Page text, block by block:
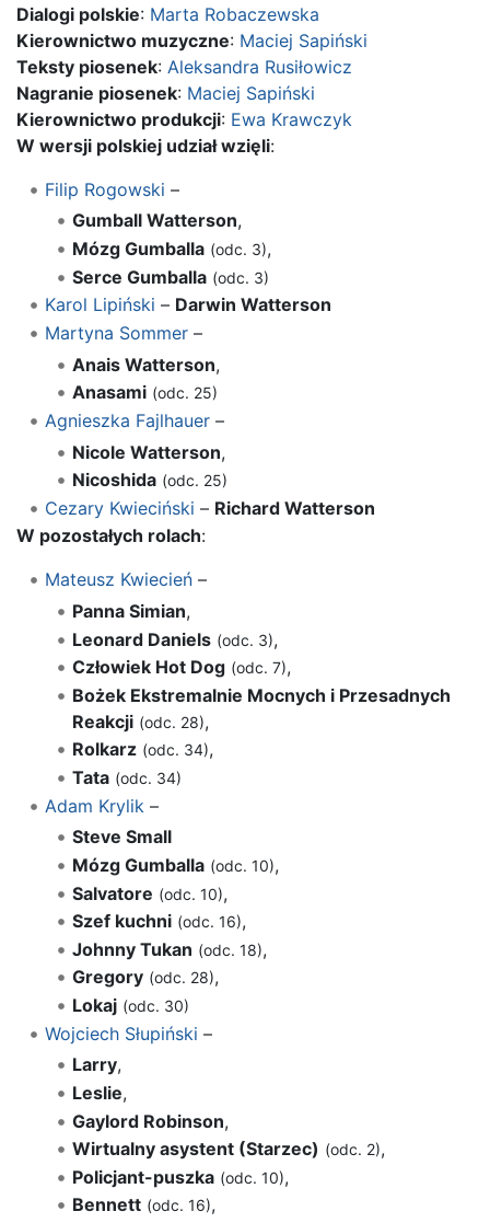
Dialogi polskie: Marta Robaczewska
Kierownictwo muzyczne: Maciej Sapiński
Teksty piosenek: Aleksandra Rusiłowicz
Nagranie piosenek: Maciej Sapiński
Kierownictwo produkcji: Ewa Krawczyk
W wersji polskiej udział wzięli:
Filip Rogowski –
Gumball Watterson,
Mózg Gumballa (odc. 3),
Serce Gumballa (odc. 3)
Karol Lipiński – Darwin Watterson
Martyna Sommer–
Anais Watterson,
Anasami (odc. 25)
Agnieszka Fajlhauer–
Nicole Watterson,
Nicoshida (odc. 25)
Cezary Kwieciński – Richard Watterson
W pozostałych rolach:
Mateusz Kwiecień–
Panna Simian,
Leonard Daniels (odc. 3),
Człowiek Hot Dog (odc. 7),
Bożek Ekstremalnie Mocnych i Przesadnych
Reakcji (odc. 28),
Rolkarz (odc. 34),
Tata (odc. 34)
Adam Krylik –
Steve Small
Mózg Gumballa (odc. 10),
Salvatore (odc. 10),
Szef kuchni (odc. 16),
Johnny Tukan (odc. 18),
Gregory (odc. 28),
Lokaj (odc. 30)
Wojciech Słupiński –
Larry,
Leslie,
Gaylord Robinson,
Wirtualny asystent (Starzec) (odc. 2),
Policjant-puszka (odc. 10),
Bennett (odc. 16),